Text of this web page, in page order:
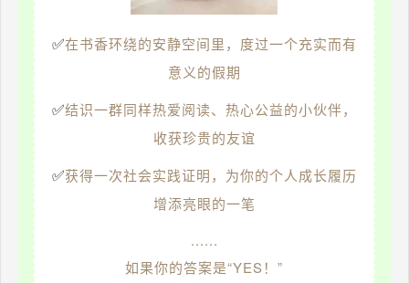
✅在书香环绕的安静空间里，度过一个充实而有
意义的假期
✅结识一群同样热爱阅读、热心公益的小伙伴，
收获珍贵的友谊
✅获得一次社会实践证明，为你的个人成长履历
增添亮眼的一笔
......
如果你的答案是“YES！”